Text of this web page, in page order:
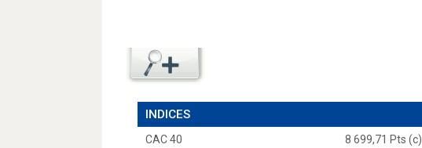
INDICES
CAC 40 8 699,71 Pts (c)